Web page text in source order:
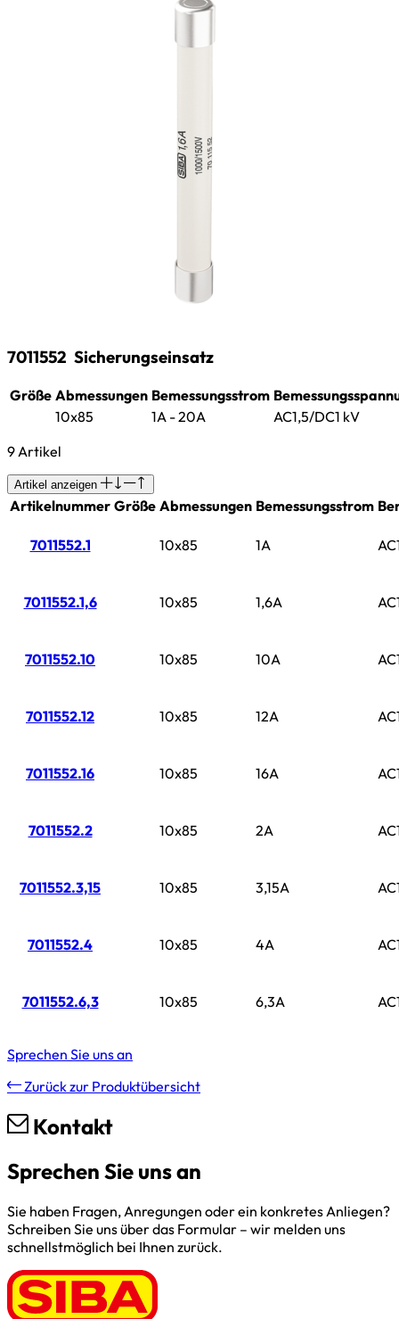
7011552 Sicherungseinsatz
Größe Abmessungen Bemessungsstrom
10x85
1A - 20A
AC1,5/DC1 kV
9 Artikel
Artikel anzeigen
Artikelnummer Größe Abmessungen Bemessungsstrom
7011552.1 10x85 1A
7011552.1,6 10x85 1,6A
7011552.10 10x85 10A
7011552.12 10x85 12A
7011552.16 10x85 16A
7011552.2 10x85 2A
7011552.3,15 10x85 3,15A
7011552.4 10x85 4A
7011552.6,3 10x85 6,3A
Sprechen Sie uns an
Zurück zur Produktübersicht
Kontakt
Sprechen Sie uns an
Sie haben Fragen, Anregungen oder ein konkretes Anliegen?
Schreiben Sie uns über das Formular – wir melden uns
schnellstmöglich bei Ihnen zurück.